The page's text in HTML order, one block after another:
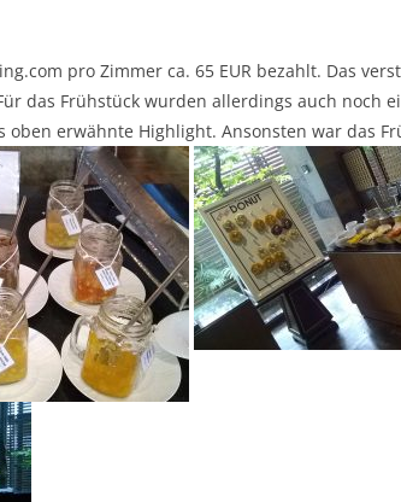
pro Zimmer ca. 65 EUR bezahlt. Das
das Frühstück wurden allerdings auch noch
oben erwähnte Highlight. Ansonsten war das